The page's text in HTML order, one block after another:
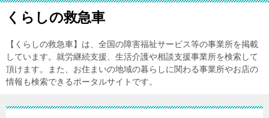
くらしの救急車
【くらしの救急車】は、全国の障害福祉サービス等の事業所を掲載
しています。就労継続支援、生活介護や相談支援事業所を検索して
頂けます。また、お住まいの地域の暮らしに関わる事業所やお店の
情報も検索できるポータルサイトです。